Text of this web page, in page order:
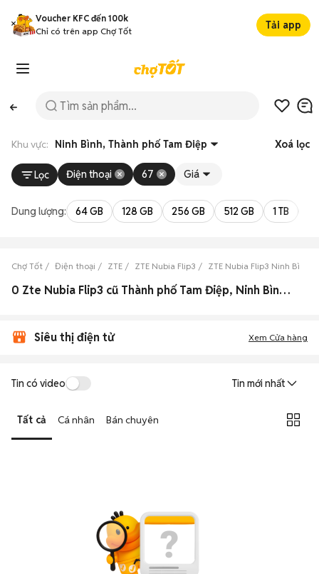
Voucher KFC đến 100k
Chỉ có trên app Chợ Tốt
Tải app
Khu vực: Ninh Bình, Thành phố Tam Điệp Xoá lọc
Lọc Điện thoại 67 Giá
Dung lượng: 64 GB 128 GB 256 GB 512 GB 1 TB
Chợ Tốt Điện thoại ZTE ZTE Nubia Flip3 ZTE Nubia Flip3 Ninh Bình
0 Zte Nubia Flip3 cũ Thành phố Tam Điệp, Ninh Bình đẹp
Siêu thị điện tử Xem Cửa hàng
Tin có video Tin mới nhất
Tất cả Cá nhân Bán chuyên